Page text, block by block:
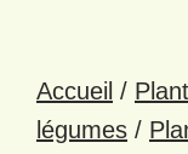
Accueil /
légumes /